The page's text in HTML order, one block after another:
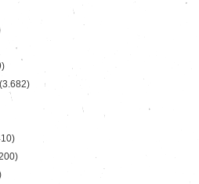
(3.682)